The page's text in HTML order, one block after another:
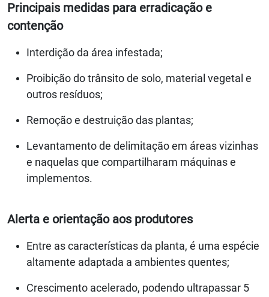
Principais medidas para erradicação e
contenção
Interdição da área infestada;
Proibição do trânsito de solo, material vegetal e
outros resíduos;
Remoção e destruição das plantas;
Levantamento de delimitação em áreas vizinhas
e naquelas que compartilharam máquinas e
implementos.
Alerta e orientação aos produtores
Entre as características da planta, é uma espécie
altamente adaptada a ambientes quentes;
Crescimento acelerado, podendo ultrapassar 5